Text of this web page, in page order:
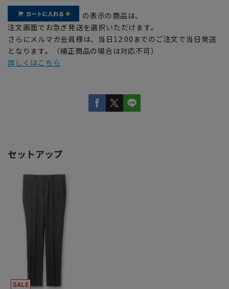
の表示の商品は、
注文画面でお急ぎ発送を選択いただけます。
さらにメルマガ会員様は、当日12:00までのご注文で当日発送
となります。（補正商品の場合は対応不可）
詳しくはこちら